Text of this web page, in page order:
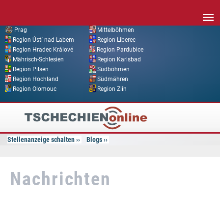
Prag
Mittelböhmen
Region Ústí nad Labem
Region Liberec
Region Hradec Králové
Region Pardubice
Mährisch-Schlesien
Region Karlsbad
Region Pilsen
Südböhmen
Region Hochland
Südmähren
Region Olomouc
Region Zlín
Tschechien
Online
Stellenanzeige schalten Blogs
Nachrichten